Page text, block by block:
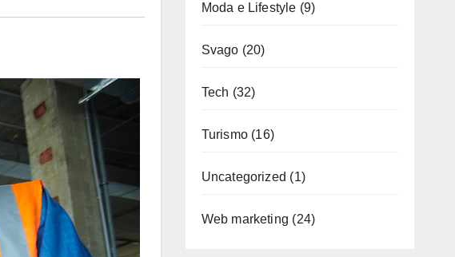
Moda e Lifestyle (9)
Svago (20)
Tech (32)
Turismo(16)
Uncategorized (1)
Web marketing (24)